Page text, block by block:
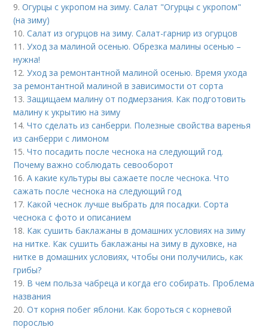
9.Огурцы с укропом на зиму. Салат "Огурцы с укропом"
(на зиму)
10.Салат из огурцов на зиму. Салат-гарнир из огурцов
11.Уход за малиной осенью. Обрезка малины осенью –
нужна!
12.Уход за ремонтантной малиной осенью. Время ухода
за ремонтантной малиной в зависимости от сорта
13.Защищаем малину от подмерзания. Как подготовить
малину к укрытию на зиму
14.Что сделать из санберри. Полезные свойства варенья
из санберри с лимоном
15.Что посадить после чеснока на следующий год.
Почему важно соблюдать севооборот
16.А какие культуры вы сажаете после чеснока. Что
сажать после чеснока на следующий год
17. Какой чеснок лучше выбрать для посадки. Сорта
чеснока с фото и описанием
18. Как сушить баклажаны в домашних условиях на зиму
на нитке. Как сушить баклажаны на зиму в духовке, на
нитке в домашних условиях, чтобы они получились, как
грибы?
19. В чем польза чабреца и когда его собирать. Проблема
названия
20.От корня побег яблони. Как бороться с корневой
порослью